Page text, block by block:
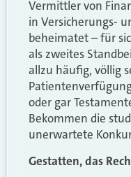
Vermittler von
in Versicherungs-
beheimatet – für
als zweites
allzu häufig, völlig
oder gar
Bekommen die
unerwartete
Gestatten, das